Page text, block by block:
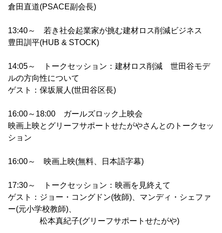
倉田直道(PSACE副会長)
13:40～ 若き社会起業家が挑む建材ロス削減ビジネス
豊田訓平(HUB & STOCK)
14:05～ トークセッション：建材ロス削減 世田谷モデ
ルの方向性について
ゲスト：保坂展人(世田谷区長)
16:00～18:00 ガールズロック上映会
映画上映とグリーフサポートせたがやさんとのトークセッ
ション
16:00～ 映画上映(無料、日本語字幕)
17:30～ トークセッション：映画を見終えて
ゲスト：ジョー・コングドン(牧師)、マンディ・シェファ
ー(元小学校教師)、
松本真紀子(グリーフサポートせたがや)